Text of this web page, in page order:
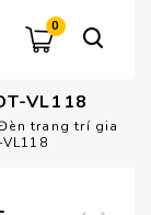
0
VL118
trang trí gia